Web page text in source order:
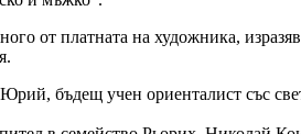
от платната на художника,
бъдещ учен ориенталист със